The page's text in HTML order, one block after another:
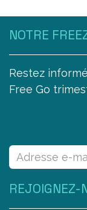
NOTRE
Restez
Free Go
REJOIGNEZ-